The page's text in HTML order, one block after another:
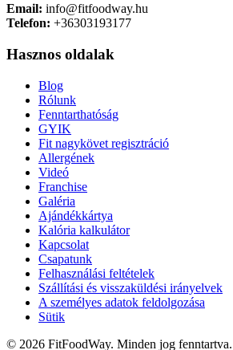
Email: info@fitfoodway.hu
Telefon: +36303193177
Hasznos oldalak
Blog
Rólunk
Fenntarthatóság
GYIK
Fit nagykövet regisztráció
Allergének
Videó
Franchise
Galéria
Ajándékkártya
Kalória kalkulátor
Kapcsolat
Csapatunk
Felhasználási feltételek
Szállítási és visszaküldési irányelvek
A személyes adatok feldolgozása
Sütik
© 2026 FitFoodWay. Minden jog fenntartva.